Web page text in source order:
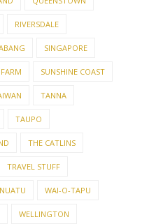
RIVERSDALE
SINGAPORE
SUNSHINE COAST
TANNA
TAUPO
THE CATLINS
TRAVEL STUFF
WAI-O-TAPU
WELLINGTON